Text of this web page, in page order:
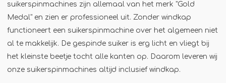
Winterhuisje
suikerspinmachines zijn allemaal van het merk "Gold
Medal" en zien er professioneel uit. Zonder windkap
functioneert een suikerspinmachine over het algemeen niet
al te makkelijk. De gespinde suiker is erg licht en vliegt bij
het kleinste beetje tocht alle kanten op. Daarom leveren wij
onze suikerspinmachines altijd inclusief windkap.